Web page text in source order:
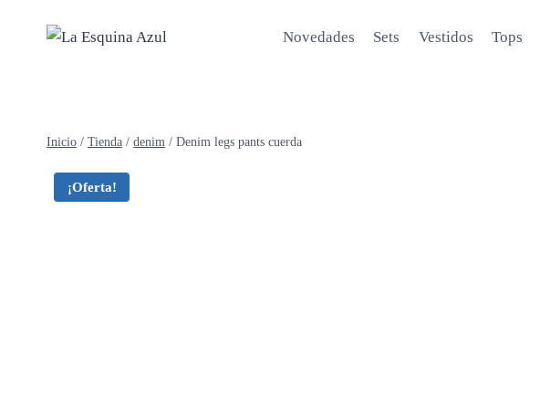
Novedades Sets Vestidos Tops
Inicio / Tienda / denim / Denim legs pants cuerda
¡Oferta!